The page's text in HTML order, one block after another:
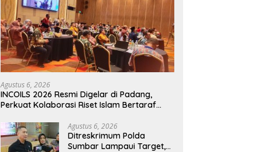
Agustus 6, 2026
INCOILS 2026 Resmi Digelar di Padang,
Perkuat Kolaborasi Riset Islam Bertaraf
Agustus 6, 2026
Ditreskrimum Polda
Sumbar Lampaui Target,